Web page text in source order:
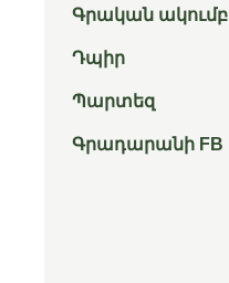
Գրական ակումբ
Դպիր
Պարտեզ
Գրադարանի FB